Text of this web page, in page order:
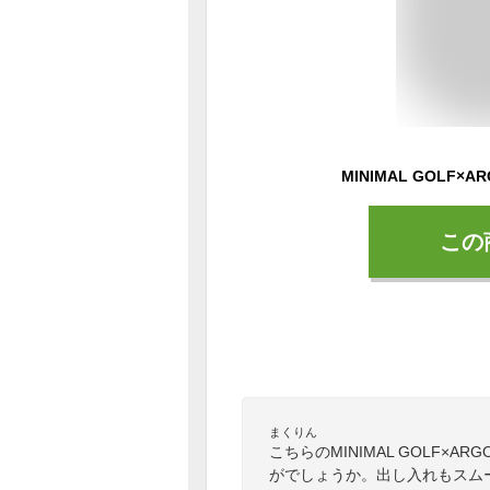
こ
まくりん
こちらのMINIMAL
がでしょうか。出し入れもス